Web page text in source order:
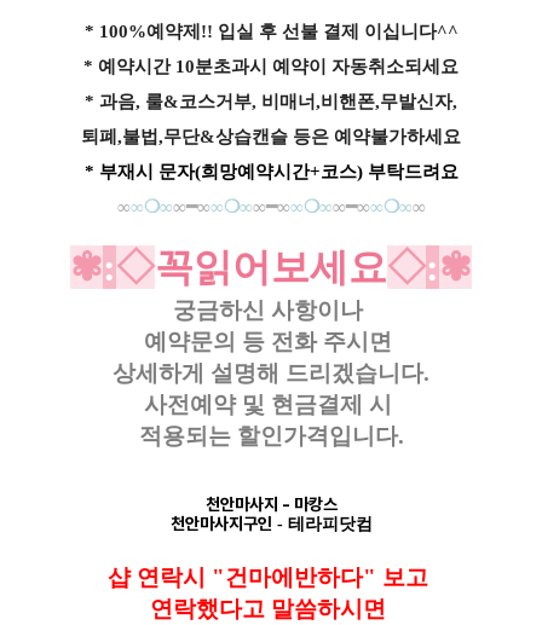
* 100%예약제!! 입실 후 선불 결제 이십니다^^
* 예약시간 10분초과시 예약이 자동취소되세요
* 과음, 룰&코스거부, 비매너,비핸폰,무발신자,
퇴폐,불법,무단&상습캔슬 등은 예약불가하세요
* 부재시 문자(희망예약시간+코스) 부탁드려요
∞∞❍∞∞━∞∞❍∞∞━∞∞❍∞∞━∞∞❍∞∞
✾:◇꼭읽어보세요◇:✾
궁금하신 사항이나
예약문의 등 전화 주시면
상세하게 설명해 드리겠습니다.
사전예약 및 현금결제 시
적용되는 할인가격입니다.
천안마사지 - 마캉스
천안마사지구인 - 테라피닷컴
샵 연락시 "건마에반하다" 보고
연락했다고 말씀하시면